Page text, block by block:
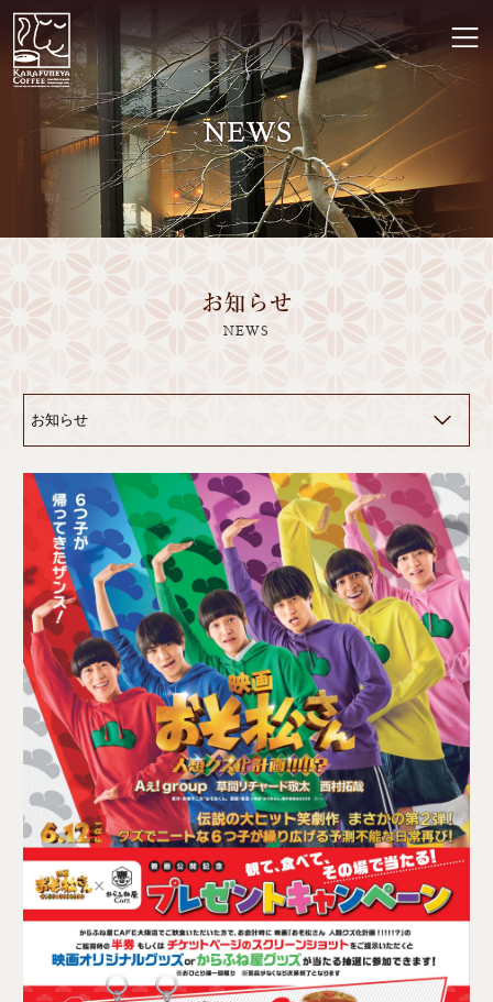
お知らせ
NEWS